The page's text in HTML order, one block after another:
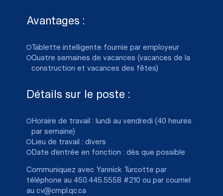
Avantages :
Tablette intelligente fournie par employeur
Quatre semaines de vacances (vacances de la
construction et vacances des fêtes)
Détails sur le poste :
Horaire de travail : lundi au vendredi (40 heures
par semaine)
Lieu de travail : divers
Date d’entrée en fonction : dès que possible
Communiquez avec Yannick Turcotte par
téléphone au 450.445.5558 #210 ou par courriel
au cv@cmpl.qc.ca